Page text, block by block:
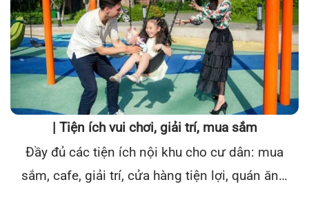
| Tiện ích vui chơi, giải trí, mua sắm
Đầy đủ các tiện ích nội khu cho cư dân: mua
sắm, cafe, giải trí, cửa hàng tiện lợi, quán ăn…